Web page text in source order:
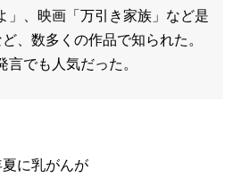
」、映画「万引き家族」など是
、数多くの作品で知られた。
でも人気だった。
に乳がんが